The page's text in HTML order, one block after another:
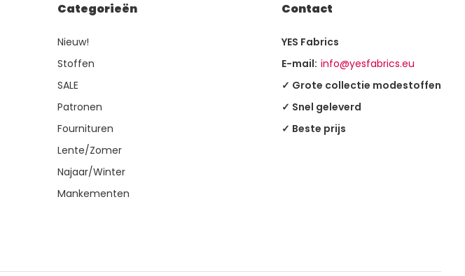
Categorieën
Nieuw!
Stoffen
SALE
Patronen
Fournituren
Lente/Zomer
Najaar/Winter
Mankementen
Contact
YES Fabrics
E-mail: info@yesfabrics.eu
✓ Grote collectie modestoffen
✓ Snel geleverd
✓ Beste prijs